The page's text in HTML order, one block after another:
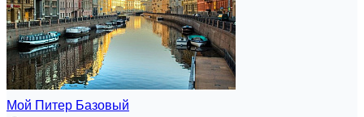
Мой Питер Базовый